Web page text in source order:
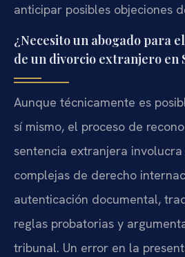
anticipar posibles objeciones
¿Necesito un abogado para
de un divorcio extranjero en
Aunque técnicamente es
sí mismo, el proceso de
sentencia extranjera
complejas de derecho
autenticación documental,
reglas probatorias y
tribunal. Un error en la